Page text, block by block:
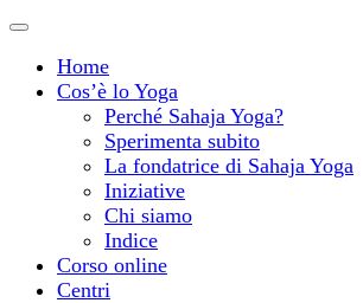
Home
Cos’è lo Yoga
Perché Sahaja Yoga?
Sperimenta subito
La fondatrice di Sahaja Yoga
Iniziative
Chi siamo
Indice
Corso online
Centri